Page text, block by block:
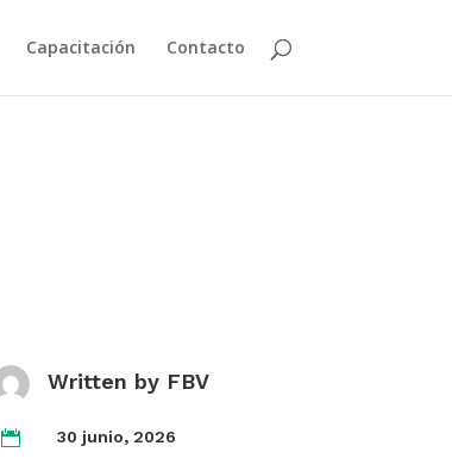
Capacitación Contacto
Written by FBV
 30 junio, 2026